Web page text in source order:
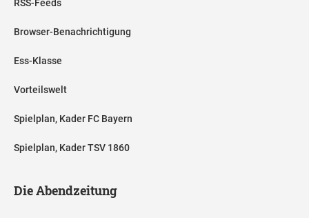
RSS-Feeds
Browser-Benachrichtigung
Ess-Klasse
Vorteilswelt
Spielplan, Kader FC Bayern
Spielplan, Kader TSV 1860
Die Abendzeitung